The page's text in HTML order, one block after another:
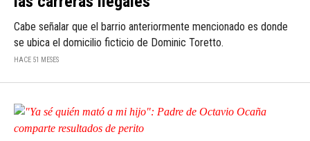
Cabe señalar que el barrio anteriormente mencionado es donde
se ubica el domicilio ficticio de Dominic Toretto.
HACE 51 MESES